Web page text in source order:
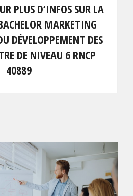
PLUS D’INFOS SUR LA
MARKETING
DÉVELOPPEMENT DES
DE NIVEAU 6 RNCP
40889